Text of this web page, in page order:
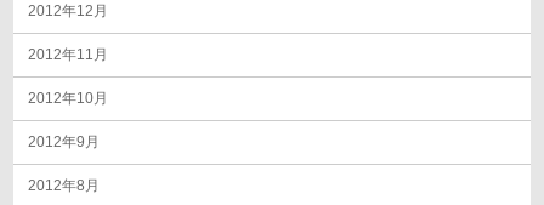
2012年12月
2012年11月
2012年10月
2012年9月
2012年8月